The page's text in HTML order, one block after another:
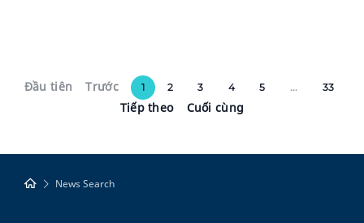
Đầu tiên Trước 1 2 3 4 5 ... 33
Tiếp theo Cuối cùng
News Search